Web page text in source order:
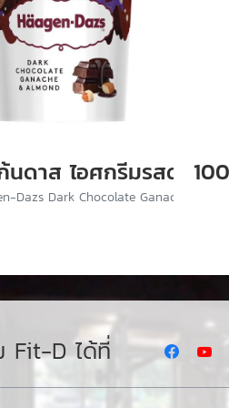
นดาส ไอศกรีมรสดาร์ก
Dazs Dark Chocolate Ganache &
Fit-D ได้ที่